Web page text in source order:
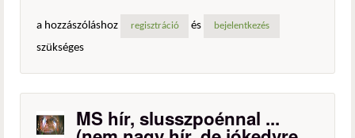
a hozzászóláshoz
regisztráció és bejelentkezés
szükséges
MS hír, slusszpoénnal ...